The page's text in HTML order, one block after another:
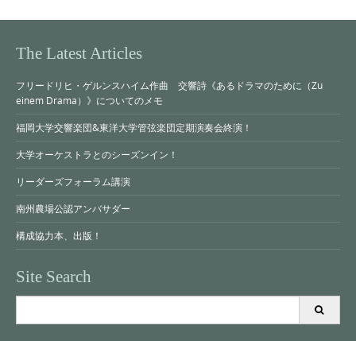
The Latest Articles
フリードリヒ・ゲルンスハイム作曲 交響詩《あるドラマのために（Zu
einem Drama）》についてのメモ
福岡大学交響楽団&東洋大学管弦楽団定期演奏会終演！
大学オーケストラとのシーズンイン！
リーダーズフォーラム講演
南州農場公認アンバサダー
構成協力本、出版！
Site Search